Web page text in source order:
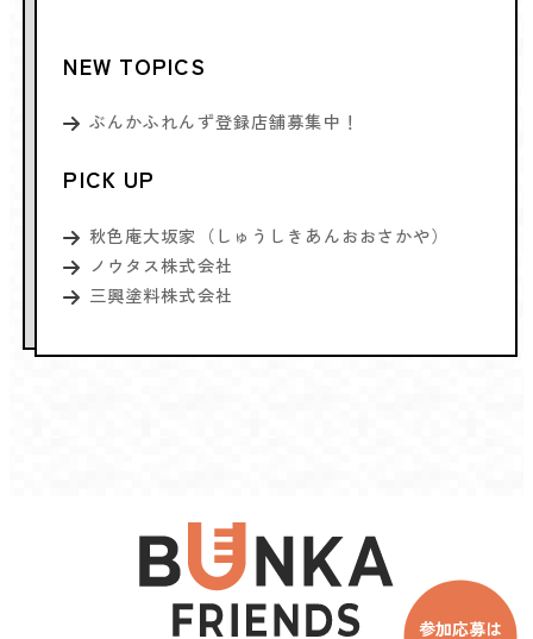
参加応募は
NEW TOPICS
ぶんかふれんず登録店舗募集中！
PICK UP
秋色庵大坂家（しゅうしきあんおおさかや）
ノウタス株式会社
三興塗料株式会社